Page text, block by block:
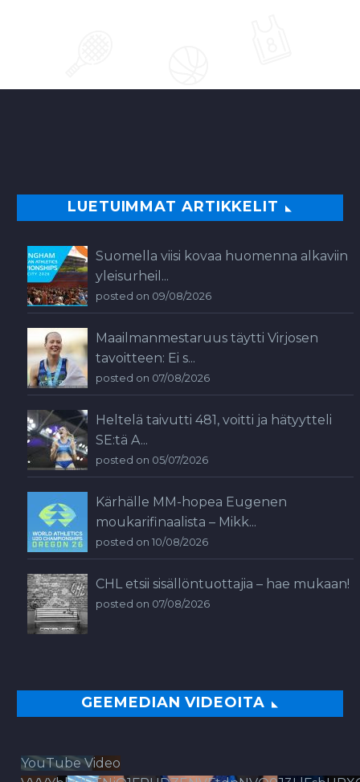
LUETUIMMAT ARTIKKELIT
Suomella viisi kovaa huomenna alkaviin
yleisurheil...
posted on 09/08/2026
Maailmanmestaruus täytti Virjosen
tavoitteen: Ei s...
posted on 07/08/2026
Heltelä taivutti 481, voitti ja hätyytteli
SE:tä A...
posted on 05/07/2026
Kärhälle MM-hopea Eugenen
moukarifinaalista – Mikk...
posted on 10/08/2026
CHL etsii sisällöntuottajia – hae mukaan!
posted on 07/08/2026
GEEMEDIAN VIDEOITA
YouTube Video